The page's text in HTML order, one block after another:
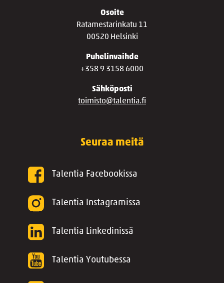
Osoite
Ratamestarinkatu 11
00520 Helsinki
Puhelinvaihde
+358 9 3158 6000
Sähköposti
toimisto@talentia.fi
Seuraa meitä
Talentia Facebookissa
Talentia Instagramissa
Talentia Linkedinissä
Talentia Youtubessa